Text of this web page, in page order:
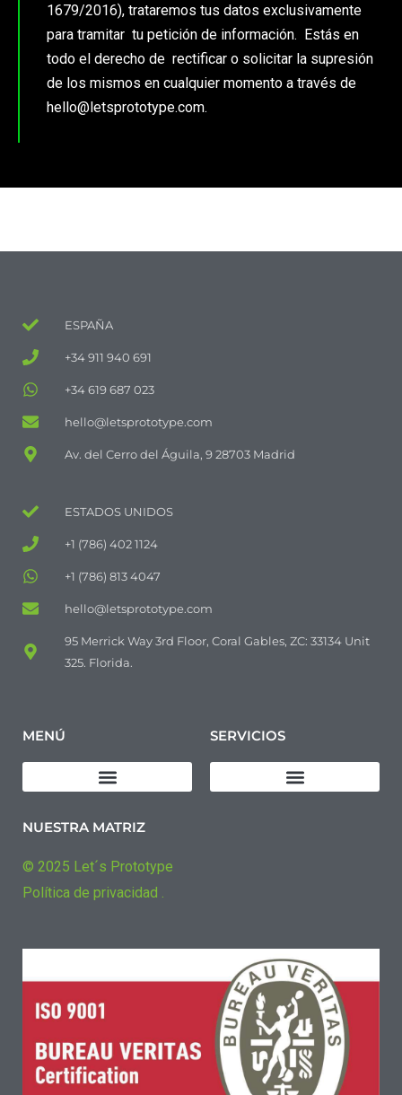
1679/2016), trataremos tus datos exclusivamente
para tramitar tu petición de información. Estás en
todo el derecho de rectificar o solicitar la supresión
de los mismos en cualquier momento a través de
hello@letsprototype.com.
ESPAÑA
+34 911 940 691
+34 619 687 023
hello@letsprototype.com
Av. del Cerro del Águila, 9 28703 Madrid
ESTADOS UNIDOS
+1 (786) 402 1124
+1 (786) 813 4047
hello@letsprototype.com
95 Merrick Way 3rd Floor, Coral Gables, ZC: 33134 Unit
325. Florida.
MENÚ SERVICIOS
NUESTRA MATRIZ
© 2025 Let´s Prototype
Política de privacidad .